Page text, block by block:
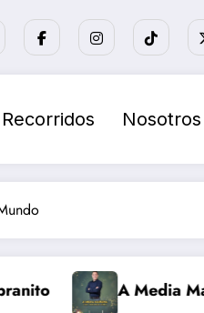
Recorridos Nosotros
A Media Mañana